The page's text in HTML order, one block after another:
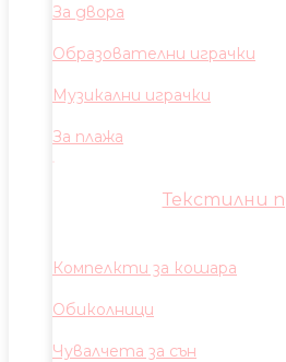
За двора
Образователни играчки
Музикални играчки
За плажа
Текстилни
Компелкти за кошара
Обиколници
Чувалчета за сън